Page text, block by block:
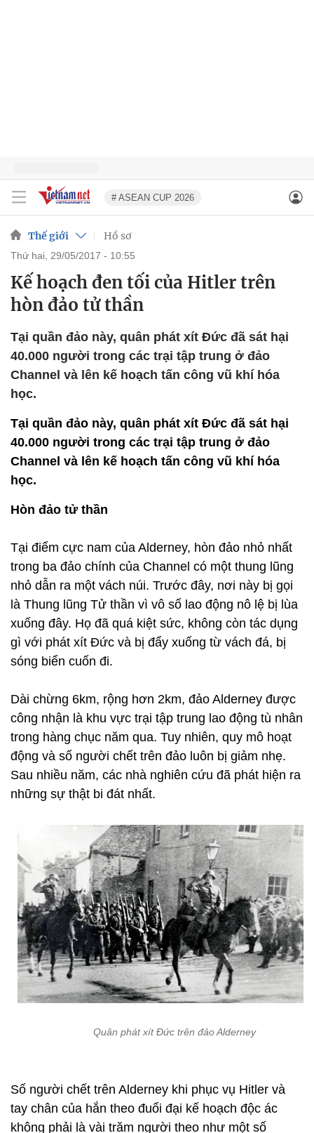
# ASEAN CUP 2026
Thế giới Hồ sơ
thứ hai, 29/05/2017 - 10:55
Kế hoạch đen tối của Hitler trên
hòn đảo tử thần
Tại quần đảo này, quân phát xít Đức đã sát hại
40.000 người trong các trại tập trung ở đảo
Channel và lên kế hoạch tấn công vũ khí hóa
học.
Tại quần đảo này, quân phát xít Đức đã sát hại
40.000 người trong các trại tập trung ở đảo
Channel và lên kế hoạch tấn công vũ khí hóa
học.
Hòn đảo tử thần
Tại điểm cực nam của Alderney, hòn đảo nhỏ nhất
trong ba đảo chính của Channel có một thung lũng
nhỏ dẫn ra một vách núi. Trước đây, nơi này bị gọi
là Thung lũng Tử thần vì vô số lao động nô lệ bị lùa
xuống đây. Họ đã quá kiệt sức, không còn tác dụng
gì với phát xít Đức và bị đẩy xuống từ vách đá, bị
sóng biển cuốn đi.
Dài chừng 6km, rộng hơn 2km, đảo Alderney được
công nhận là khu vực trại tập trung lao động tù nhân
trong hàng chục năm qua. Tuy nhiên, quy mô hoạt
động và số người chết trên đảo luôn bị giảm nhẹ.
Sau nhiều năm, các nhà nghiên cứu đã phát hiện ra
những sự thật bi đát nhất.
Quân phát xít Đức trên đảo Alderney
Số người chết trên Alderney khi phục vụ Hitler và
tay chân của hắn theo đuổi đại kế hoạch độc ác
không phải là vài trăm người theo như một số